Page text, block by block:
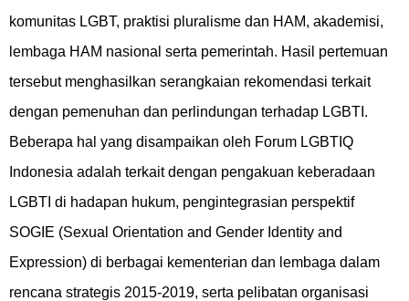
komunitas LGBT, praktisi pluralisme dan HAM, akademisi,
lembaga HAM nasional serta pemerintah. Hasil pertemuan
tersebut menghasilkan serangkaian rekomendasi terkait
dengan pemenuhan dan perlindungan terhadap LGBTI.
Beberapa hal yang disampaikan oleh Forum LGBTIQ
Indonesia adalah terkait dengan pengakuan keberadaan
LGBTI di hadapan hukum, pengintegrasian perspektif
SOGIE (Sexual Orientation and Gender Identity and
Expression) di berbagai kementerian dan lembaga dalam
rencana strategis 2015-2019, serta pelibatan organisasi